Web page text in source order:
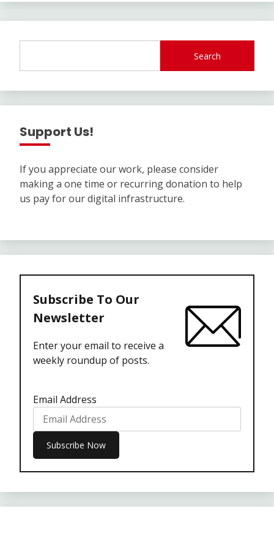
Search
Support Us!
If you appreciate our work, please consider
making a one time or recurring donation to help
us pay for our digital infrastructure.
Subscribe To Our
Newsletter
Enter your email to receive a
weekly roundup of posts.
Email Address